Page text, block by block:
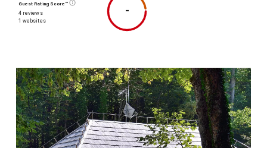
Guest Rating Score™
4 reviews
1 websites
-